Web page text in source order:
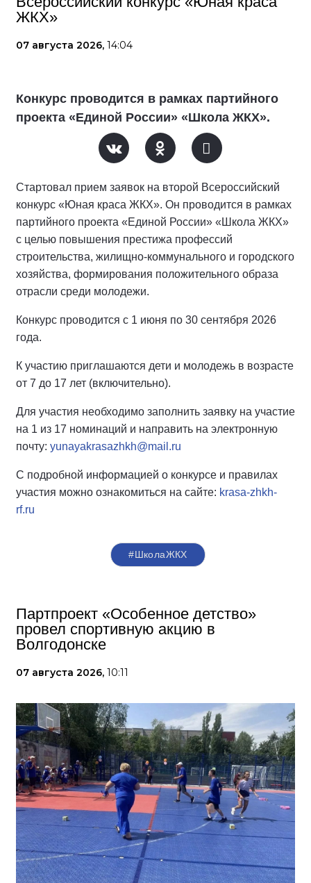
ЖКХ»
07 августа 2026, 14:04
Конкурс проводится в рамках партийного
проекта «Единой России» «Школа ЖКХ».
Стартовал прием заявок на второй Всероссийский
конкурс «Юная краса ЖКХ». Он проводится в рамках
партийного проекта «Единой России» «Школа ЖКХ»
с целью повышения престижа профессий
строительства, жилищно-коммунального и городского
хозяйства, формирования положительного образа
отрасли среди молодежи.
Конкурс проводится с 1 июня по 30 сентября 2026
года.
К участию приглашаются дети и молодежь в возрасте
от 7 до 17 лет (включительно).
Для участия необходимо заполнить заявку на участие
на 1 из 17 номинаций и направить на электронную
почту: yunayakrasazhkh@mail.ru
С подробной информацией о конкурсе и правилах
участия можно ознакомиться на сайте: krasa-zhkh-
rf.ru
#ШколаЖКХ
Партпроект «Особенное детство»
провел спортивную акцию в
Волгодонске
07 августа 2026, 10:11